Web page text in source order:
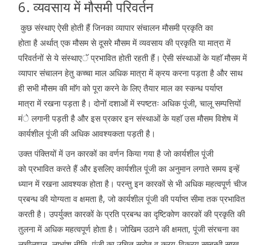
6. व्यवसाय में मौसमी परिवर्तन
कुछ संस्थाए ऐसी होती हैं जिनका व्यापार संचालन मौसमी प्रकृति का
होता है अर्थात् एक मौसम से दूसरे मौसम में व्यवसाय की प्रकृति या मात्रा में
परिवर्तनों से ये संस्थाएॅ प्रभावित होती रहती हैं। ऐसी संस्थाओं के यहाॅ मौसम में
व्यापार संचालन हेतु कच्चा माल अधिक मात्रा में क्रय करना पड़ता है और साथ
ही सभी मौसम की माॅग को पूरा करने के लिए तैयार माल का स्कन्ध पर्याप्त
मात्रा में रखना पड़ता है। दोनों दशाओं में स्पष्टतः अधिक पूंजी, चालू सम्पत्तियों
मंे लगानी पड़ती है और इस प्रकार इन संस्थाओं के यहाॅ उस मौसम विशेष में
कार्यशील पूंजी की अधिक आवश्यकता पड़ती है।
उक्त पंक्तियों में उन कारकों का वर्णन किया गया है जो कार्यशील पूंजी
को प्रभावित करते हैं और इसलिए कार्यशील पूंजी का अनुमान लगाते समय इन्हें
ध्यान में रखना आवश्यक होता है। परन्तु इन कारकों से भी अधिक महत्वपूर्ण चीज
प्रबन्ध की योग्यता व क्षमता है, जो कार्यशील पूंजी की पर्याप्त सीमा तक प्रभावित
करती है। उपर्युक्त कारकों के प्रति प्रबन्ध का दृष्टिकोण कारकों की प्रकृति की
तुलना में अधिक महत्वपूर्ण होता है। जोखिम उठाने की क्षमता, पूंजी संरचना का